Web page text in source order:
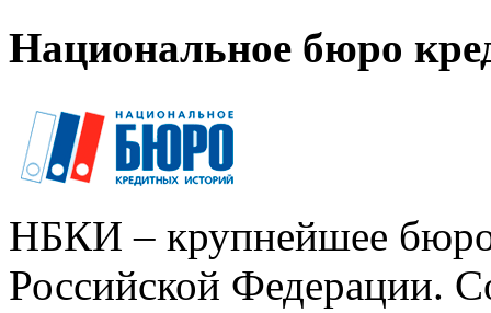
Национальное бюро
НБКИ – крупнейшее
Российской Федерации.